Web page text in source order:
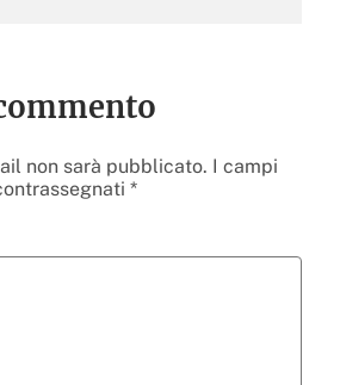
non sarà pubblicato. I campi
*